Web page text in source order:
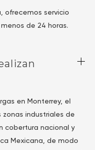
ofrecemos servicio
de 24 horas.
en Monterrey, el
industriales de
cobertura nacional y
Mexicana, de modo